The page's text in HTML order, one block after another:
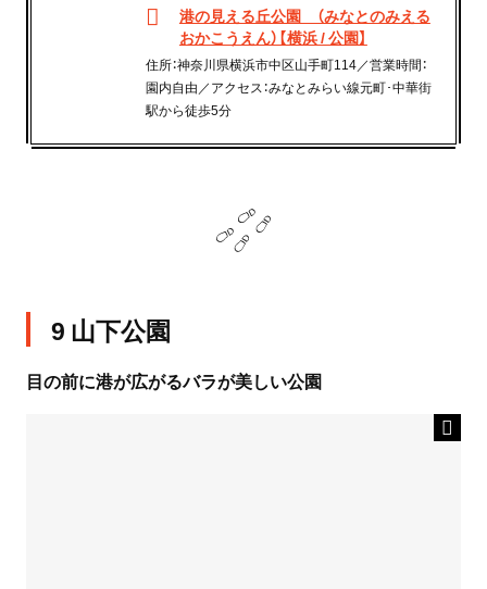
港の見える丘公園 （みなとのみえる
おかこうえん）【横浜 / 公園】
住所：神奈川県横浜市中区山手町114／営業時間：
園内自由／アクセス：みなとみらい線元町･中華街
駅から徒歩5分
9 山下公園
目の前に港が広がるバラが美しい公園